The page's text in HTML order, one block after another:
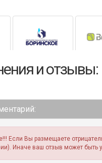
и отзывы:
Если Вы размещаете
Иначе ваш отзыв может быть